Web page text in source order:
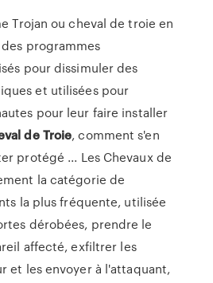
Trojan ou cheval de troie en
programmes
pour dissimuler des
et utilisées pour
pour leur faire installer
de Troie, comment s'en
protégé ... Les Chevaux de
la catégorie de
la plus fréquente, utilisée
dérobées, prendre le
affecté, exfiltrer les
et les envoyer à l'attaquant,